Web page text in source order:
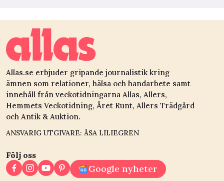
Allas.se erbjuder gripande journalistik kring
ämnen som relationer, hälsa och handarbete samt
innehåll från veckotidningarna Allas, Allers,
Hemmets Veckotidning, Året Runt, Allers Trädgård
och Antik & Auktion.
ANSVARIG UTGIVARE: ÅSA LILIEGREN
Följ oss
Google nyheter